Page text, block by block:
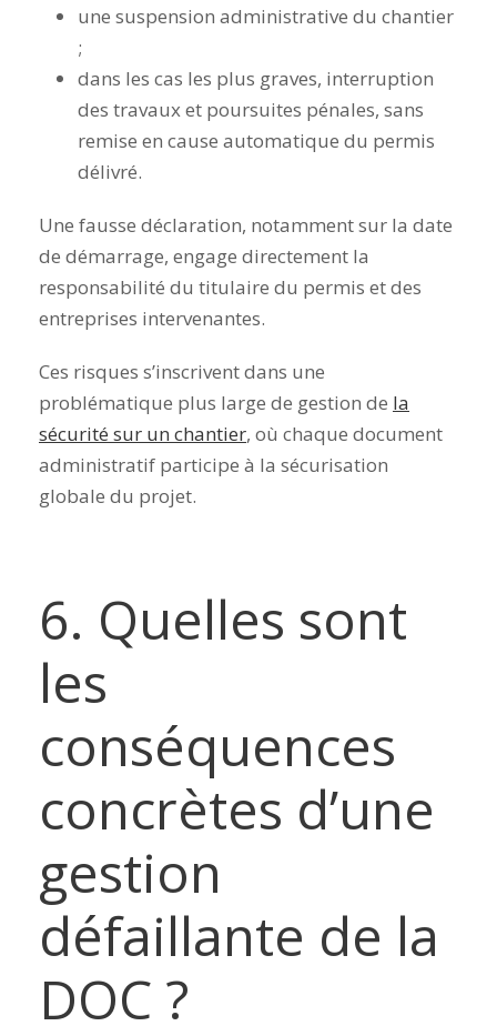
une suspension administrative du chantier
;
dans les cas les plus graves, interruption
des travaux et poursuites pénales, sans
remise en cause automatique du permis
délivré.
Une fausse déclaration, notamment sur la date
de démarrage, engage directement la
responsabilité du titulaire du permis et des
entreprises intervenantes.
Ces risques s’inscrivent dans une
problématique plus large de gestion de la
sécurité sur un chantier, où chaque document
administratif participe à la sécurisation
globale du projet.
6. Quelles sont
les
conséquences
concrètes d’une
gestion
défaillante de la
DOC ?